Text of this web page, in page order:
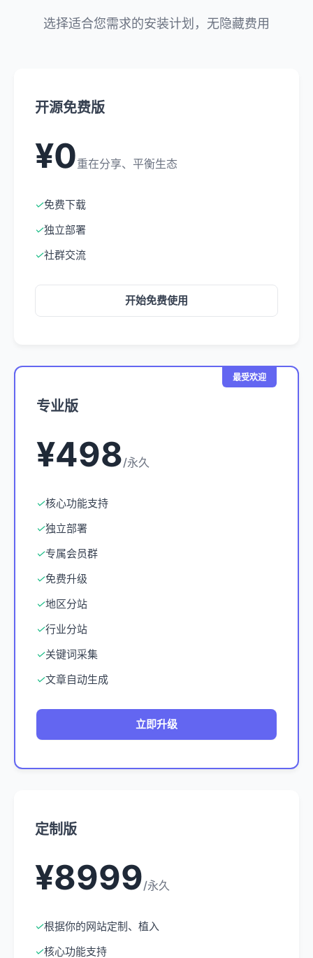
选择适合您需求的安装计划，无隐藏费用
开源免费版
¥0重在分享、平衡生态
✓免费下载
✓独立部署
✓社群交流
开始免费使用
最受欢迎
专业版
¥498/永久
✓核心功能支持
✓独立部署
✓专属会员群
✓免费升级
✓地区分站
✓行业分站
✓关键词采集
✓文章自动生成
立即升级
定制版
¥8999/永久
✓根据你的网站定制、植入
✓核心功能支持